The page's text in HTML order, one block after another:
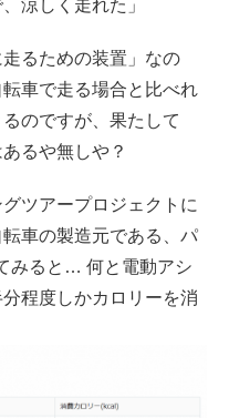
涼しく走れた」
るための装置」なの
車で走る場合と比べれ
のですが、果たして
るや無しや？
ツアープロジェクトに
車の製造元である、パ
みると… 何と電動アシ
程度しかカロリーを消